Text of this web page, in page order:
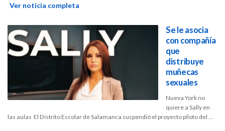
Ver noticia completa
Se le asocia
con compañía
que
distribuye
muñecas
sexuales
Nueva York no
quiere a Sally en
las aulas  El Distrito Escolar de Salamanca suspendió el proyecto piloto del ...